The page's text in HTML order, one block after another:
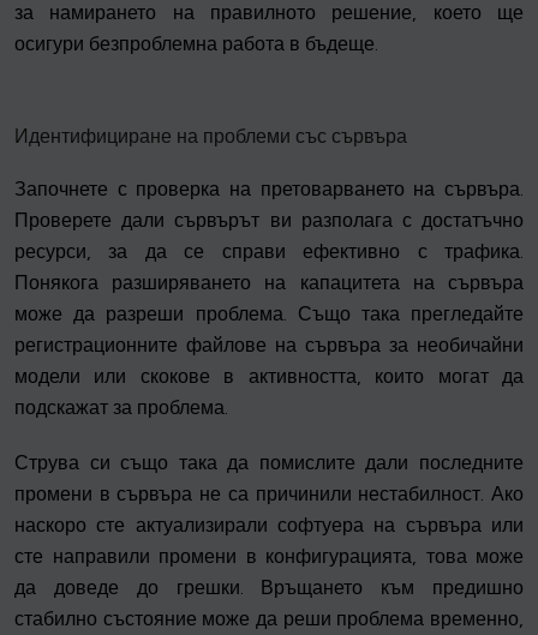
за намирането на правилното решение, което ще
осигури безпроблемна работа в бъдеще.
Идентифициране на проблеми със сървъра
Започнете с проверка на претоварването на сървъра.
Проверете дали сървърът ви разполага с достатъчно
ресурси, за да се справи ефективно с трафика.
Понякога разширяването на капацитета на сървъра
може да разреши проблема. Също така прегледайте
регистрационните файлове на сървъра за необичайни
модели или скокове в активността, които могат да
подскажат за проблема.
Струва си също така да помислите дали последните
промени в сървъра не са причинили нестабилност. Ако
наскоро сте актуализирали софтуера на сървъра или
сте направили промени в конфигурацията, това може
да доведе до грешки. Връщането към предишно
стабилно състояние може да реши проблема временно,